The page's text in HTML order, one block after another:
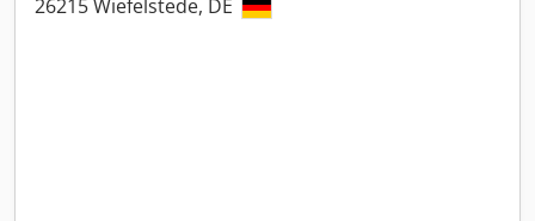
26215 Wiefelstede, DE